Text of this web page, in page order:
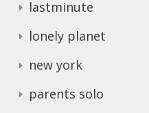
lastminute
lonely planet
new york
parents solo